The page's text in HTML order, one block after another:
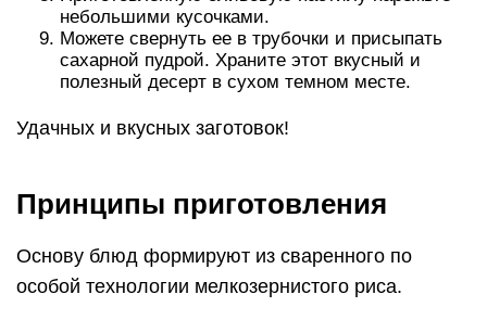
небольшими кусочками.
Можете свернуть ее в трубочки и присыпать
сахарной пудрой. Храните этот вкусный и
полезный десерт в сухом темном месте.
Удачных и вкусных заготовок!
Принципы приготовления
Основу блюд формируют из сваренного по
особой технологии мелкозернистого риса.